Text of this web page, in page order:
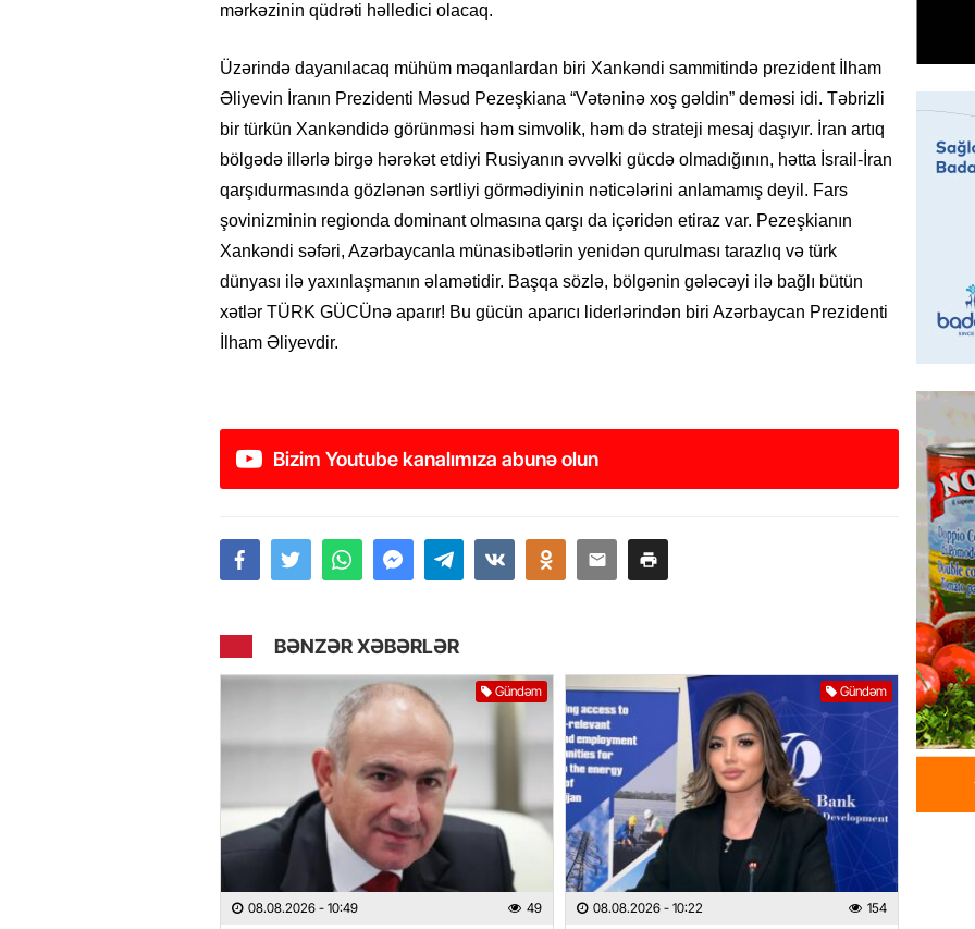
mərkəzinin qüdrəti həlledici olacaq.
Üzərində dayanılacaq mühüm məqanlardan biri Xankəndi sammitində prezident İlham
Əliyevin İranın Prezidenti Məsud Pezeşkiana “Vətəninə xoş gəldin” deməsi idi. Təbrizli
bir türkün Xankəndidə görünməsi həm simvolik, həm də strateji mesaj daşıyır. İran artıq
bölgədə illərlə birgə hərəkət etdiyi Rusiyanın əvvəlki gücdə olmadığının, hətta İsrail-İran
qarşıdurmasında gözlənən sərtliyi görmədiyinin nəticələrini anlamamış deyil. Fars
şovinizminin regionda dominant olmasına qarşı da içəridən etiraz var. Pezeşkianın
Xankəndi səfəri, Azərbaycanla münasibətlərin yenidən qurulması tarazlıq və türk
dünyası ilə yaxınlaşmanın əlamətidir. Başqa sözlə, bölgənin gələcəyi ilə bağlı bütün
xətlər TÜRK GÜCÜnə aparır! Bu gücün aparıcı liderlərindən biri Azərbaycan Prezidenti
İlham Əliyevdir.
Bizim Youtube kanalımıza abunə olun
BƏNZƏR XƏBƏRLƏR
Gündəm
08.08.2026 - 10:49 49
Gündəm
08.08.2026 - 10:22 154
İki
GÜNDƏM
MANŞET
deyib?